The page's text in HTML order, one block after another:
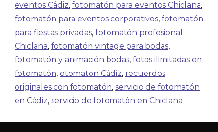
eventos Cádiz, fotomatón para eventos Chiclana,
fotomatón para eventos corporativos, fotomatón
para fiestas privadas, fotomatón profesional
Chiclana, fotomatón vintage para bodas,
fotomatón y animación bodas, fotos ilimitadas en
fotomatón, otomatón Cádiz, recuerdos
originales con fotomatón, servicio de fotomatón
en Cádiz, servicio de fotomatón en Chiclana